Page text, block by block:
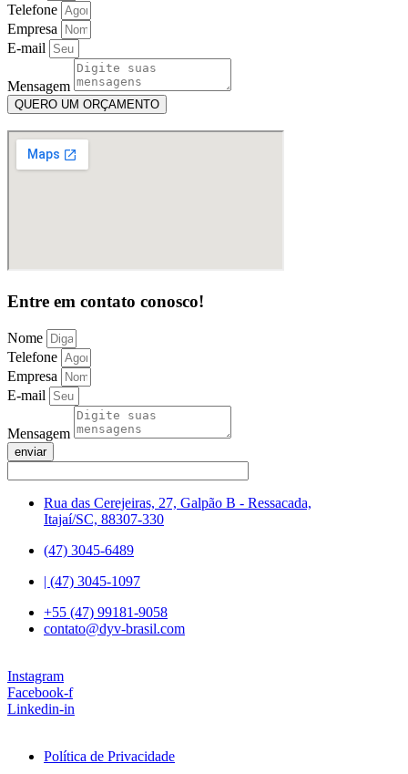
Telefone
Empresa
E-mail
Mensagem
QUERO UM ORÇAMENTO
Entre em contato conosco!
Nome
Telefone
Empresa
E-mail
Mensagem
enviar
Rua das Cerejeiras, 27, Galpão B - Ressacada,
Itajaí/SC, 88307-330
(47) 3045-6489
| (47) 3045-1097
+55 (47) 99181-9058
contato@dyv-brasil.com
Instagram
Facebook-f
Linkedin-in
Política de Privacidade